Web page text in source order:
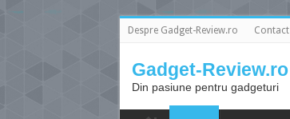
Despre Gadget-Review.ro Contact
Gadget-Review.ro
Din pasiune pentru gadgeturi